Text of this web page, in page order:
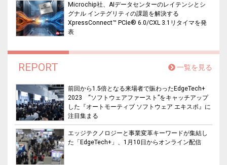
Microchip社、AIデータセンターのレイテンシとシ
グナル インテグリティの課題を解決する
XpressConnect™ PCIe® 6.0/CXL 3.1リタイマを発
表
REPORT 一覧を見る
前回から1.5倍となる来場者で賑わったEdgeTech+
2023 “ソフトウェアファースト”をキャッチアップ
した『オートモーティブ ソフトウェア エキスポ』に
注目集まる
エッジテクノロジーと事業変革キーワードが集結し
た「EdgeTech+」、1月10日からオンライン配信